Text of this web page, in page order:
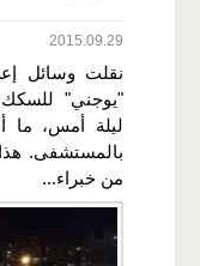
2015.09.29
نقلت وسائل
"يوجني"
ليلة أمس، ما
بالمستشفى.
من خبراء...